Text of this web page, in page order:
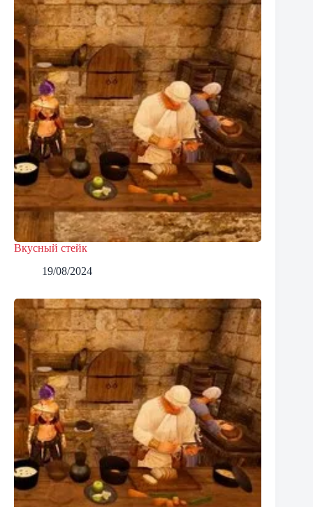
Вкусный стейк
19/08/2024